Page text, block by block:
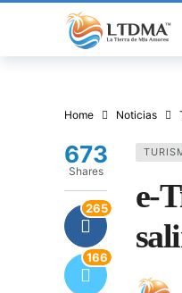
Home Noticias
e-
673
Shares
265
166